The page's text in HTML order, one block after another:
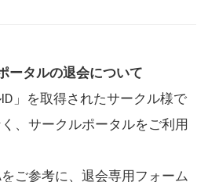
ータルの退会について
」を取得されたサークル様で
、サークルポータルをご利用
ご参考に、退会専用フォーム